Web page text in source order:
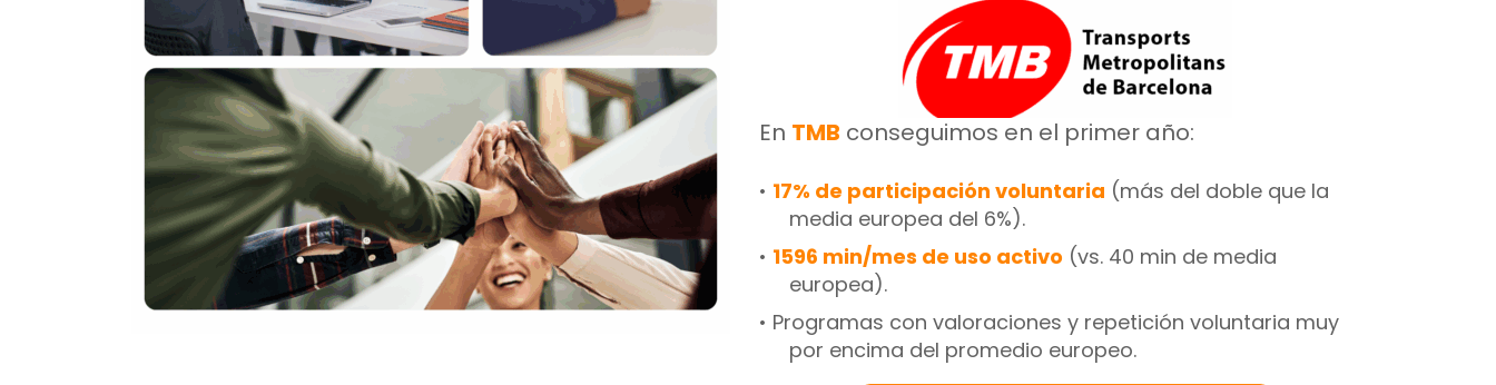
En TMB conseguimos en el primer año:
• 17% de participación voluntaria (más del doble que la
media europea del 6%).
• 1596 min/mes de uso activo (vs. 40 min de media
europea).
• Programas con valoraciones y repetición voluntaria muy
por encima del promedio europeo.